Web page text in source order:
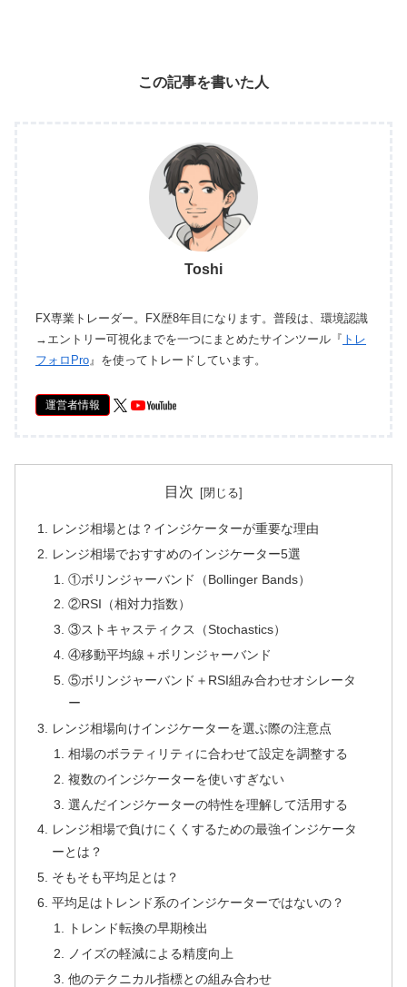
この記事を書いた人
Toshi
FX専業トレーダー。FX歴8年目になります。普段は、環境認識
→エントリー可視化までを一つにまとめたサインツール『 トレ
フォロPro』を使ってトレードしています。
運営者情報
目次
レンジ相場とは？インジケーターが重要な理由
レンジ相場でおすすめのインジケーター5選
①ボリンジャーバンド（Bollinger Bands）
②RSI（相対力指数）
③ストキャスティクス（Stochastics）
④移動平均線＋ボリンジャーバンド
⑤ボリンジャーバンド＋RSI組み合わせオシレータ
ー
レンジ相場向けインジケーターを選ぶ際の注意点
相場のボラティリティに合わせて設定を調整する
複数のインジケーターを使いすぎない
選んだインジケーターの特性を理解して活用する
レンジ相場で負けにくくするための最強インジケータ
ーとは？
そもそも平均足とは？
平均足はトレンド系のインジケーターではないの？
トレンド転換の早期検出
ノイズの軽減による精度向上
他のテクニカル指標との組み合わせ